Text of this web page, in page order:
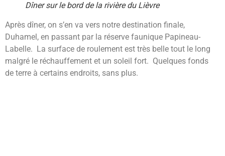
Dîner sur le bord de la rivière du Lièvre
Après dîner, on s’en va vers notre destination finale,
Duhamel, en passant par la réserve faunique Papineau-
Labelle. La surface de roulement est très belle tout le long
malgré le réchauffement et un soleil fort. Quelques fonds
de terre à certains endroits, sans plus.